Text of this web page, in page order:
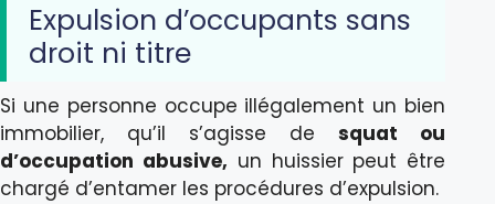
Expulsion d’occupants sans
droit ni titre
Si une personne occupe illégalement un bien
immobilier, qu’il s’agisse desquat ou
d’occupation abusive, un huissier peut être
chargé d’entamer les procédures d’expulsion.